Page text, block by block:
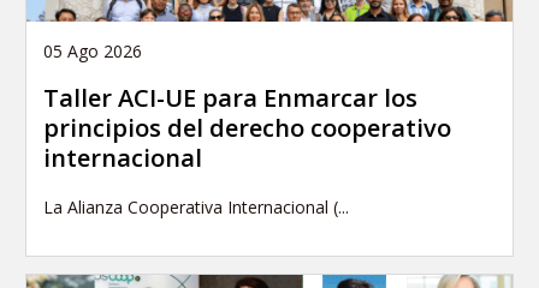
05 Ago 2026
Taller ACI-UE para Enmarcar los
principios del derecho cooperativo
internacional
La Alianza Cooperativa Internacional (...